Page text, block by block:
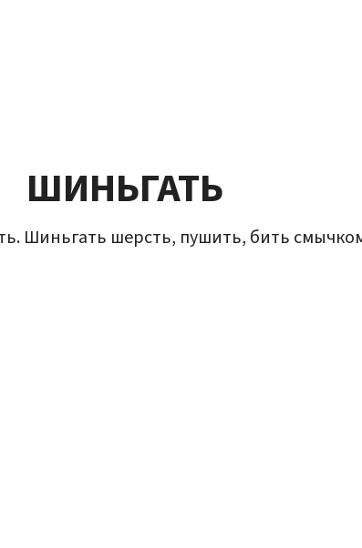
ШИНЬГАТЬ
Шиньгать шерсть, пушить, бить